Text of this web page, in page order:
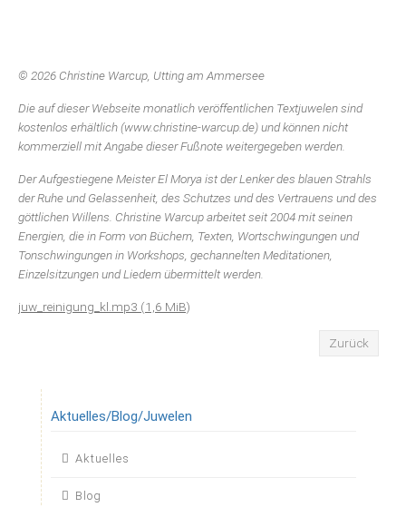
© 2026 Christine Warcup, Utting am Ammersee
Die auf dieser Webseite monatlich veröffentlichen Textjuwelen sind
kostenlos erhältlich (www.christine-warcup.de) und können nicht
kommerziell mit Angabe dieser Fußnote weitergegeben werden.
Der Aufgestiegene Meister El Morya ist der Lenker des blauen Strahls
der Ruhe und Gelassenheit, des Schutzes und des Vertrauens und des
göttlichen Willens. Christine Warcup arbeitet seit 2004 mit seinen
Energien, die in Form von Büchern, Texten, Wortschwingungen und
Tonschwingungen in Workshops, gechannelten Meditationen,
Einzelsitzungen und Liedern übermittelt werden.
juw_reinigung_kl.mp3 (1,6 MiB)
Zurück
Aktuelles/Blog/Juwelen
Navigation
Aktuelles
Blog